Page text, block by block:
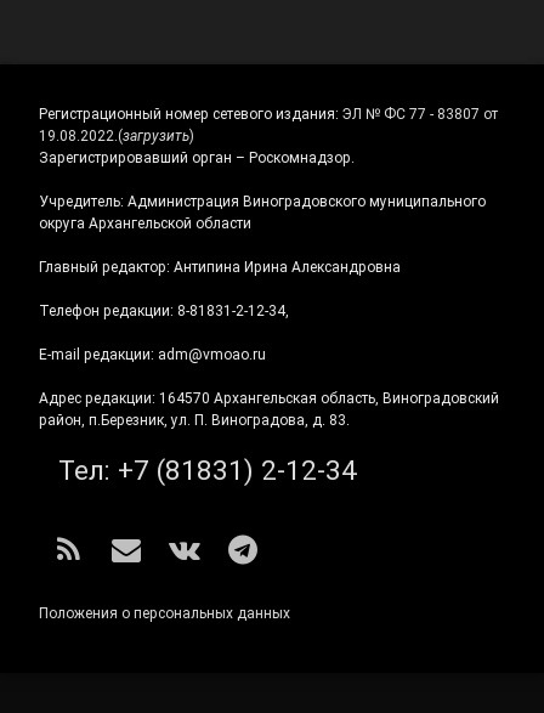
Регистрационный номер сетевого издания: ЭЛ № ФС 77 - 83807 от
19.08.2022.(загрузить)
Зарегистрировавший орган – Роскомнадзор.
Учредитель: Администрация Виноградовского муниципального
округа Архангельской области
Главный редактор: Антипина Ирина Александровна
Телефон редакции: 8-81831-2-12-34,
E-mail редакции: adm@vmoao.ru
Адрес редакции: 164570 Архангельская область, Виноградовский
район, п.Березник, ул. П. Виноградова, д. 83.
Тел: +7 (81831) 2-12-34
RSS E-mailВКонтакте
Telegram
Положения о персональных данных